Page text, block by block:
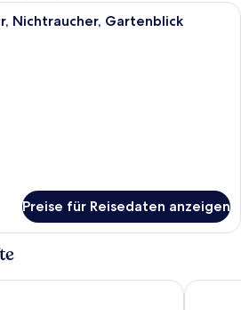
Eine Holzterrasse mit Whirlpool,
Nichtraucher, Gartenblick
Preise für Reisedaten anzeigen
The